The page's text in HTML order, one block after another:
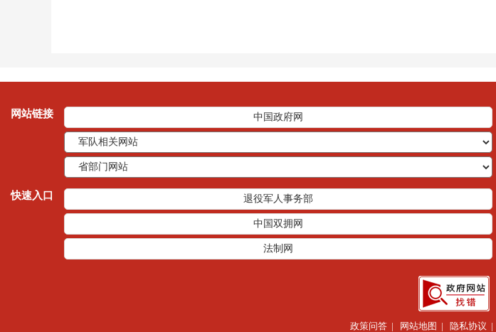
网站链接 中国政府网
快速入口 退役军人事务部
中国双拥网
法制网
政策问答| 网站地图 | 隐私协议 |